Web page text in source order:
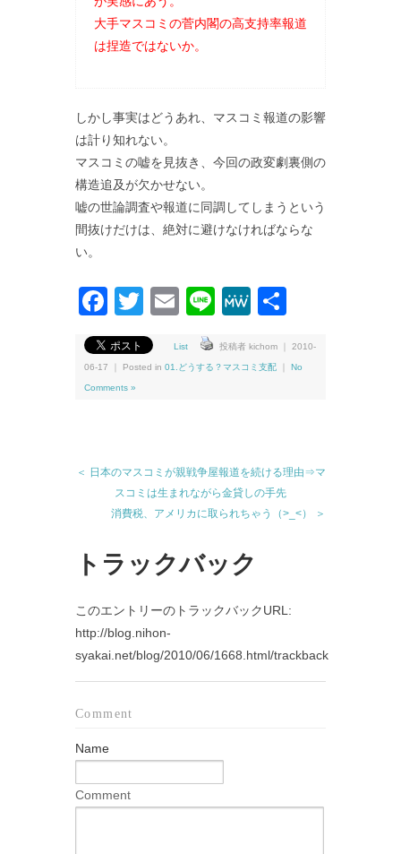
大手マスコミの菅内閣の高支持率報道
は捏造ではないか。
しかし事実はどうあれ、マスコミ報道の影響
は計り知れない。
マスコミの嘘を見抜き、今回の政変劇裏側の
構造追及が欠かせない。
嘘の世論調査や報道に同調してしまうという
間抜けだけは、絶対に避けなければならな
い。
Facebook
Twitter
EmailLineMeWe
List 投稿者 kichom ｜ 2010-
06-17 ｜ Posted in 01.どうする？マスコミ支配 No
Comments »
＜ 日本のマスコミが親戦争屋報道を続ける理由⇒マ
スコミは生まれながら金貸しの手先
消費税、アメリカに取られちゃう（>_<） ＞
トラックバック
このエントリーのトラックバックURL:
http://blog.nihon-
syakai.net/blog/2010/06/1668.html/trackback
Comment
Name
Comment